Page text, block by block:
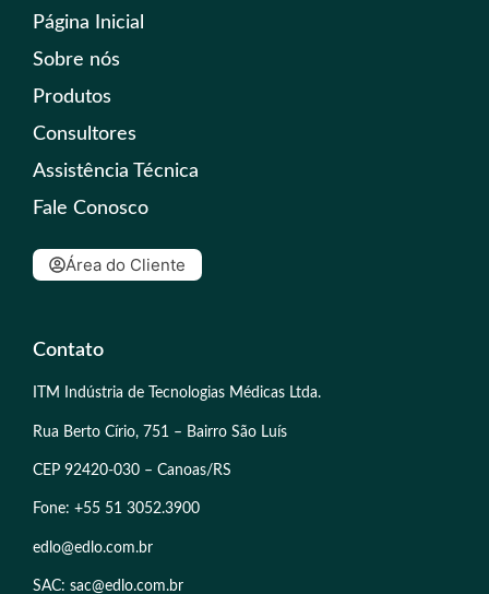
Página Inicial
Sobre nós
Produtos
Consultores
Assistência Técnica
Fale Conosco
Área do Cliente
Contato
ITM Indústria de Tecnologias Médicas Ltda.
Rua Berto Círio, 751 – Bairro São Luís
CEP 92420-030 – Canoas/RS
Fone: +55 51 3052.3900
edlo@edlo.com.br
SAC: sac@edlo.com.br